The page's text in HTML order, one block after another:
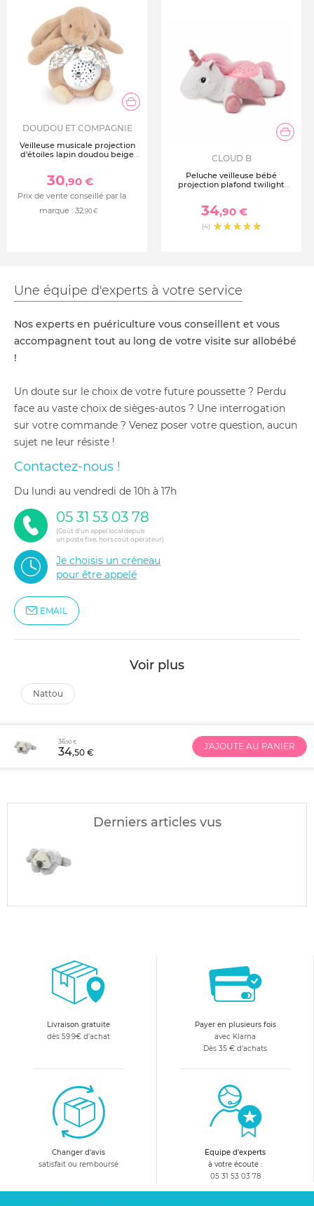
DOUDOU ET COMPAGNIE
Veilleuse musicale projection
d'étoiles lapin doudou beige
30,90 €
Prix de vente conseillé par la
marque : 32,90 €
CLOUD B
Peluche veilleuse bébé
projection plafond twilight
34,90 €
(4)
Une équipe d'experts à votre service
Nos experts en puériculture vous conseillent et vous
accompagnent tout au long de votre visite sur allobébé
!
Un doute sur le choix de votre future poussette ? Perdu
face au vaste choix de sièges-autos ? Une interrogation
sur votre commande ? Venez poser votre question, aucun
sujet ne leur résiste !
Contactez-nous !
du lundi au vendredi de 10h à 17h
05 31 53 03 78
(Coût d'un appel local depuis
un poste fixe, hors coût opérateur)
Je choisis un créneau
pour être appelé
EMAIL
Voir plus
nattou
36,90 €
34,50 €
J'AJOUTE AU PANIER
Derniers articles vus
Livraison gratuite
dès 59.9€ d'achat
Payer en plusieurs fois
avec Klarna
Dès 35 € d'achats
Changer d'avis
satisfait ou remboursé
Equipe d'experts
à votre écoute :
05 31 53 03 78